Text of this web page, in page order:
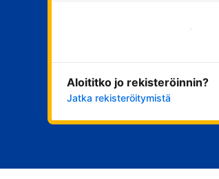
Aloita nyt
Aloititko jo rekisteröinnin?
Jatka rekisteröitymistä